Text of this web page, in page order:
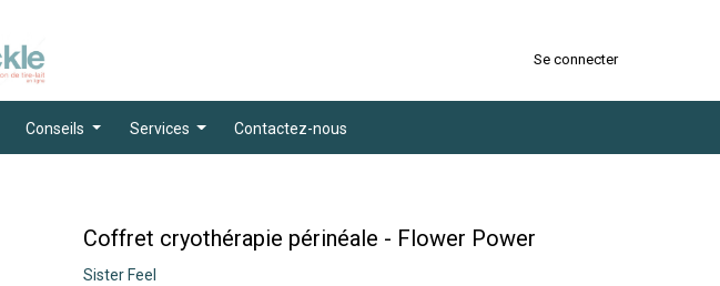
Se connecter
Conseils Services Contactez-nous
Coffret cryothérapie périnéale - Flower Power
Sister Feel